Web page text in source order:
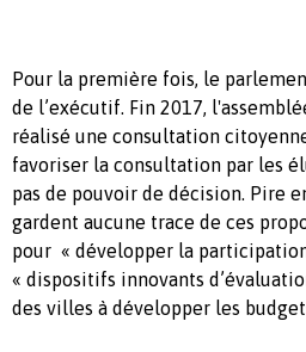
Pour la première fois, le
de l’exécutif. Fin 2017,
réalisé une consultation
favoriser la consultation par les
pas de pouvoir de décision. Pire
gardent aucune trace de ces
pour « développer la
« dispositifs innovants
des villes à développer les